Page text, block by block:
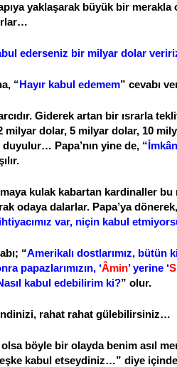
yaklaşarak büyük bir merakla
ederseniz bir milyar dolar
“Hayır kabul edemem” cevabı
Giderek artan bir ısrarla
milyar dolar, 5 milyar dolar, 10
Papa’nın yine de, “
kulak kabartan kardinaller
odaya dalarlar. Papa’ya
var, niçin kabul
“Amerikalı dostlarımız, bütün
papazlarımızın, ‘Âmin’ yerine ‘
kabul edebilirim ki?” olur.
rahat rahat gülebilirsiniz…
böyle bir olayda benim asıl
kabul etseydiniz…” diye